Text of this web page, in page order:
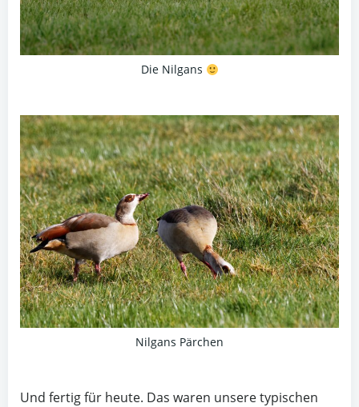
Die Nilgans
Nilgans Pärchen
Und fertig für heute. Das waren unsere typischen